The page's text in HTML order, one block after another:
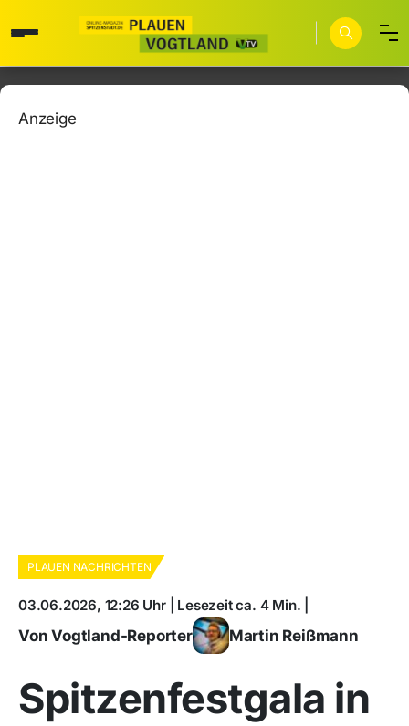
Anzeige
PLAUEN NACHRICHTEN
03.06.2026, 12:26 Uhr | Lesezeit ca. 4 Min. |
Von Vogtland-Reporter Martin Reißmann
Spitzenfestgala in